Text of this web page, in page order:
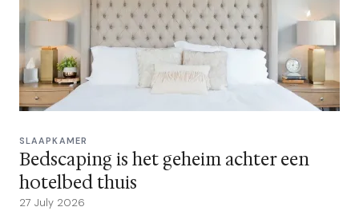
SLAAPKAMER
Bedscaping is het geheim achter een
hotelbed thuis
27 July 2026